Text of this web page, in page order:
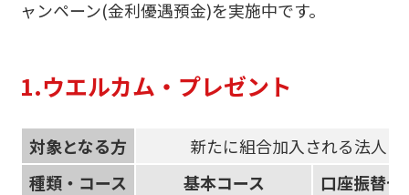
ャンペーン(金利優遇預金)を実施中です。
1.ウエルカム・プレゼント
対象となる方
新たに組合加入される法人・
種類・コース
基本コース
口座振替